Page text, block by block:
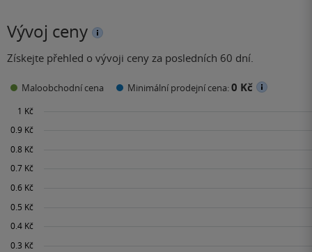
Vývoj ceny
Získejte přehled o vývoji ceny za posledních 60 dní.
Maloobchodní cena Minimální prodejní cena:0 Kč